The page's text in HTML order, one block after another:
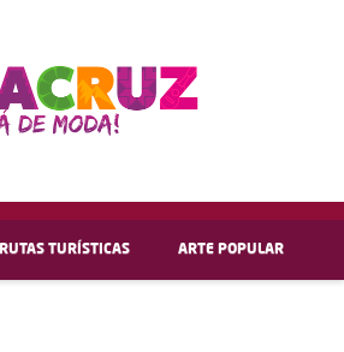
RUTAS TURÍSTICAS ARTE POPULAR